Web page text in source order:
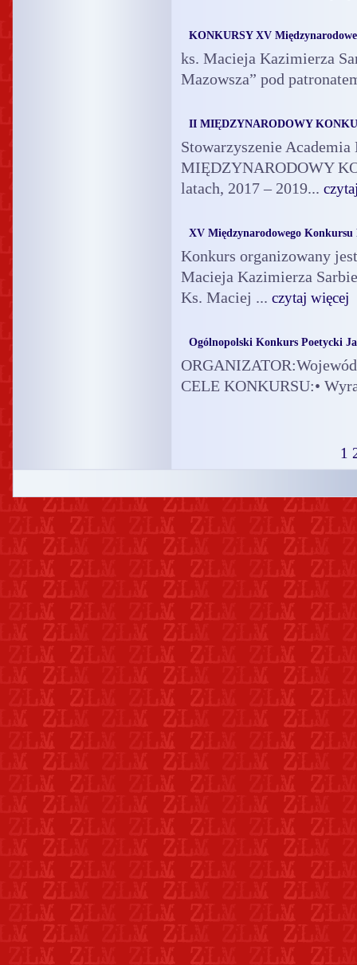
KONKURSY XV
ks. Macieja Kazimierza
Mazowsza” pod
II MIĘDZYNARODOWY
Stowarzyszenie Academia
MIĘDZYNARODOWY
latach, 2017 – 2019...
XV Międzynarodowego Konkursu
Konkurs organizowany
Macieja Kazimierza
Ks. Maciej ... czytaj więcej
Ogólnopolski Konkurs Poetycki
CELE KONKURSU:•
1